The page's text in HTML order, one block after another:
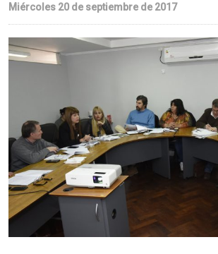
Miércoles 20 de septiembre de 2017